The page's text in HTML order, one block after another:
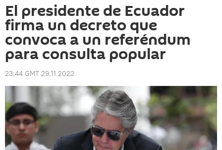
El presidente de Ecuador
firma un decreto que
convoca a un referéndum
para consulta popular
23:44 GMT 29.11.2022